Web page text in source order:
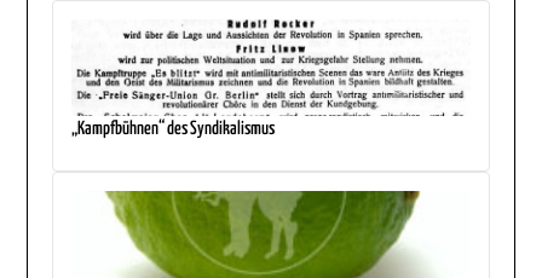
„Kampfbühnen“ des Syndikalismus